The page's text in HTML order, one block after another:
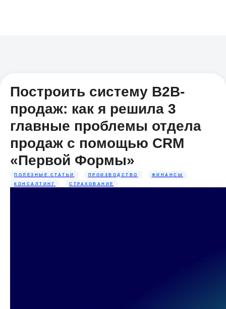
Построить систему B2B-
продаж: как я решила 3
главные проблемы отдела
продаж с помощью CRM
«Первой Формы»
ПОЛЕЗНЫЕ СТАТЬИ ПРОИЗВОДСТВО
ФИНАНСЫ
КОНСАЛТИНГ
СТРАХОВАНИЕ